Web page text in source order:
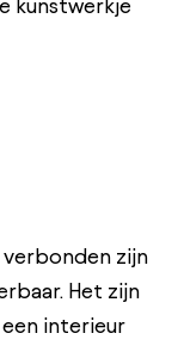
kunstwerkje
verbonden zijn
Het zijn
interieur